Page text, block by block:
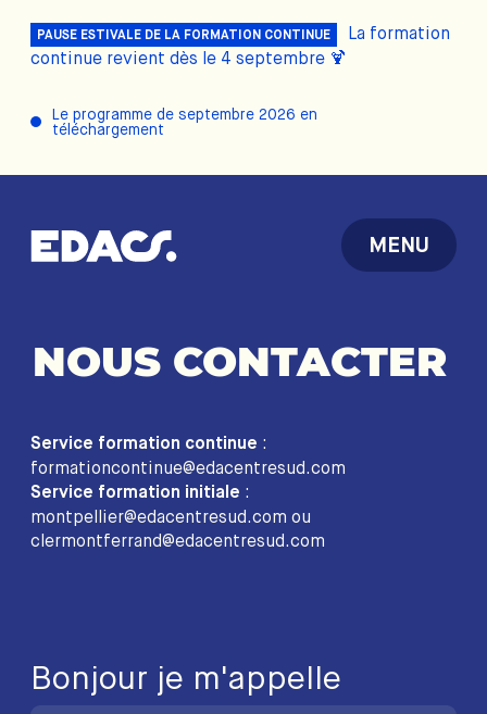
PAUSE ESTIVALE DE LA FORMATION CONTINUE
La formation
continue revient dès le 4 septembre 🍹
Le programme de septembre 2026 en
téléchargement
MENU
NOUS CONTACTER
Service formation continue :
formationcontinue@edacentresud.com
Service formation initiale :
montpellier@edacentresud.com ou
clermontferrand@edacentresud.com
Bonjour je m'appelle